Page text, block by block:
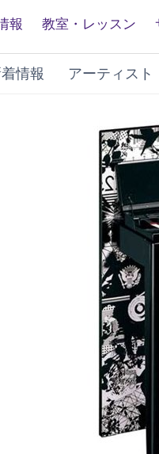
報 教室・レッスン
情報 アーティスト